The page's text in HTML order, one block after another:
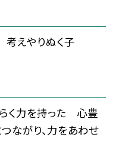
えやりぬく子
らく力を持った 心豊
ながり、力をあわせ